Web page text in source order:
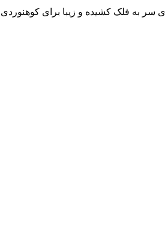
سر به فلک کشیده و زیبا برای